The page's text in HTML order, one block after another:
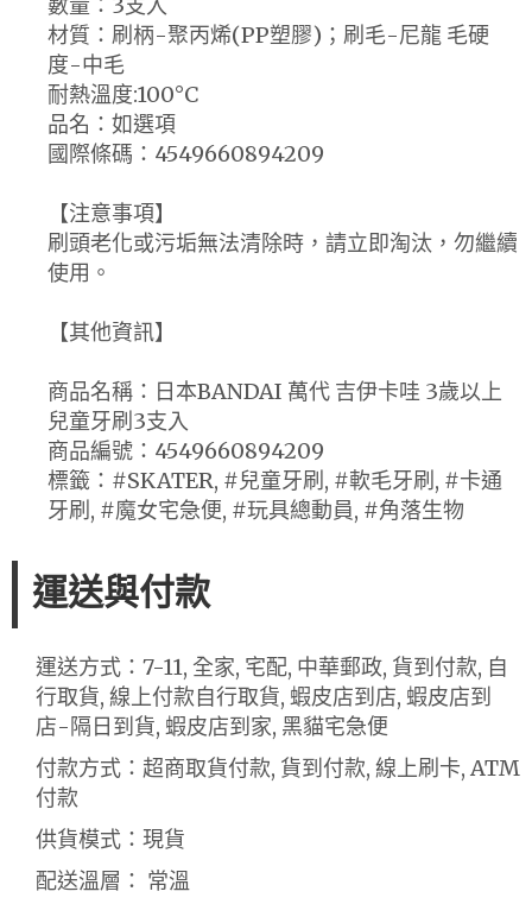
材質：刷柄-聚丙烯(PP塑膠)；刷毛-尼龍 毛硬
度-中毛
耐熱溫度:100°C
品名：如選項
國際條碼：4549660894209
【注意事項】
刷頭老化或污垢無法清除時，請立即淘汰，勿繼續
使用。
【其他資訊】
商品名稱：日本BANDAI 萬代 吉伊卡哇 3歲以上
兒童牙刷3支入
商品編號：4549660894209
標籤：#SKATER, #兒童牙刷, #軟毛牙刷, #卡通
牙刷, #魔女宅急便, #玩具總動員, #角落生物
運送與付款
運送方式：7-11, 全家, 宅配, 中華郵政, 貨到付款, 自
行取貨, 線上付款自行取貨, 蝦皮店到店, 蝦皮店到
店-隔日到貨, 蝦皮店到家, 黑貓宅急便
付款方式：超商取貨付款, 貨到付款, 線上刷卡, ATM
付款
供貨模式：現貨
配送溫層： 常溫